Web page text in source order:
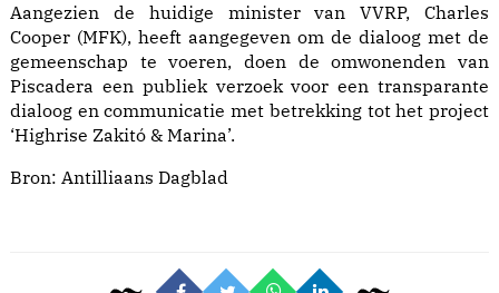
Aangezien de huidige minister van VVRP, Charles
Cooper (MFK), heeft aangegeven om de dialoog met de
gemeenschap te voeren, doen de omwonenden van
Piscadera een publiek verzoek voor een transparante
dialoog en communicatie met betrekking tot het project
‘Highrise Zakitó & Marina’.
Bron: Antilliaans Dagblad